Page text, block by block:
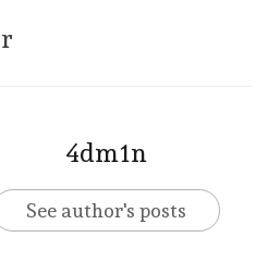
4dm1n
See author's posts